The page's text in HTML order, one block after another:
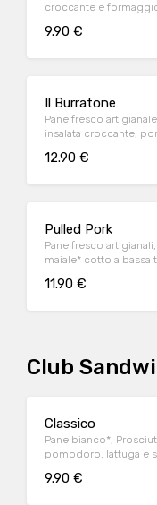
croccante e
9.90 €
Il Burratone
Pane fresco
insalata croccante,
12.90 €
Pulled Pork
Pane fresco
maiale* cotto a bassa
11.90 €
Club
Classico
Pane bianco*,
pomodoro, lattuga e
9.90 €